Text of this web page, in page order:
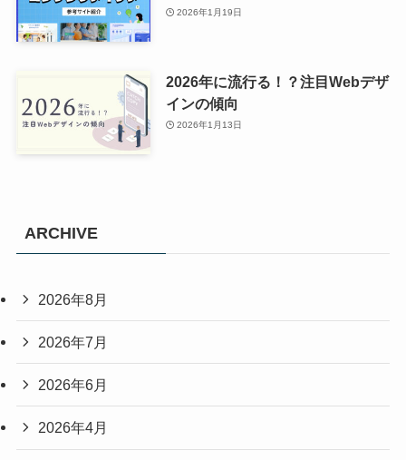
2026年1月19日
2026年に流行る！？注目Webデザ
インの傾向
2026年1月13日
ARCHIVE
2026年8月
2026年7月
2026年6月
2026年4月